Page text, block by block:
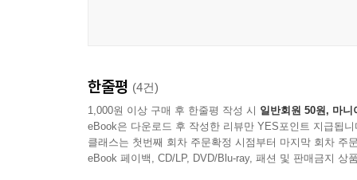
한줄평 (4건)
1,000원 이상 구매 후 한줄평 작성 시 일반회원 50원, 마니
eBook은 다운로드 후 작성한 리뷰만 YES포인트 지급됩니
클래스는 첫번째 회차 주문확정 시점부터 마지막 회차 주
eBook 페이백, CD/LP, DVD/Blu-ray, 패션 및 판매금지 상